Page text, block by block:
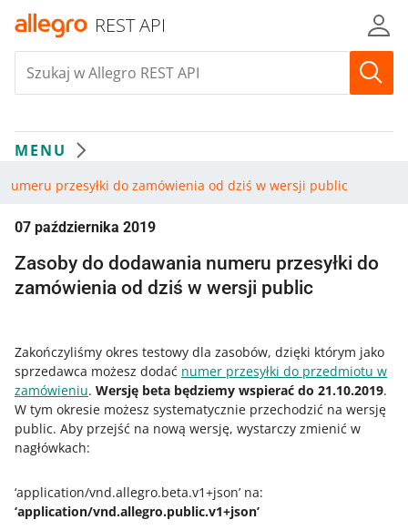
REST API
MENU
przesyłki do zamówienia od dziś w wersji public
07 października 2019
Zasoby do dodawania numeru przesyłki do
zamówienia od dziś w wersji public
Zakończyliśmy okres testowy dla zasobów, dzięki którym jako
sprzedawca możesz dodać numer przesyłki do przedmiotu w
zamówieniu. Wersję beta będziemy wspierać do 21.10.2019.
W tym okresie możesz systematycznie przechodzić na wersję
public. Aby przejść na nową wersję, wystarczy zmienić w
nagłówkach:
‘application/vnd.allegro.beta.v1+json’ na:
‘application/vnd.allegro.public.v1+json’